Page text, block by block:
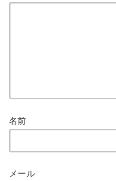
名前
メール